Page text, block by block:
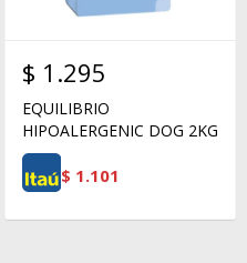
$ 1.295
EQUILIBRIO
HIPOALERGENIC DOG 2KG
$ 1.101